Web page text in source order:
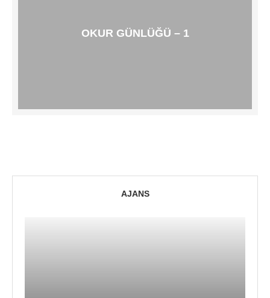
OKUR GÜNLÜĞÜ – 1
AJANS